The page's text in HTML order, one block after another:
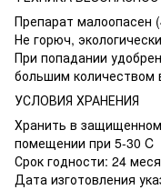
Препарат малоопасен
Не горюч,
При попадании
большим количеством
УСЛОВИЯ ХРАНЕНИЯ
Хранить в
помещении при 5-30 C
Срок годности: 24
Дата изготовления